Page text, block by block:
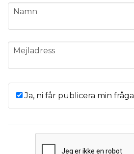
name
Namn
email
Mejladress
Ja, ni får publicera min fråga